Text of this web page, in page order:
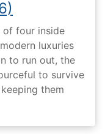
of four inside
luxuries
to run out, the
to survive
them